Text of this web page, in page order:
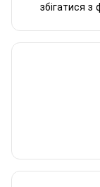
збігатися